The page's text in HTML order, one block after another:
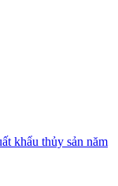
khẩu thủy sản năm